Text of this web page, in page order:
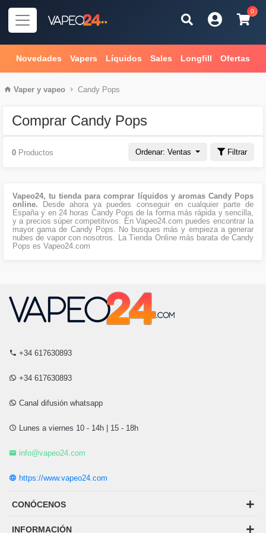
0
Novedades Vapers Líquidos Sales Longfill Ofertas
Vaper y vapeo Candy Pops
Comprar Candy Pops
Ordenar: Ventas Filtrar
0 Productos
Vapeo24, tu tienda para comprar líquidos y aromas Candy Pops
online. Desde ahora ya puedes conseguir en cualquier parte de
España y en 24 horas Candy Pops de la forma más rápida y sencilla,
y a precios súper competitivos. En Vapeo24.com puedes encontrar la
mayor gama de Candy Pops. No busques más y empieza a generar
nubes de vapor con nosotros. La Tienda Online más barata de Candy
Pops es Vapeo24.com
+34 617630893
+34 617630893
Canal difusión whatsapp
Lunes a viernes 10 - 14h | 15 - 18h
info@vapeo24.com
https://www.vapeo24.com
CONÓCENOS
INFORMACIÓN